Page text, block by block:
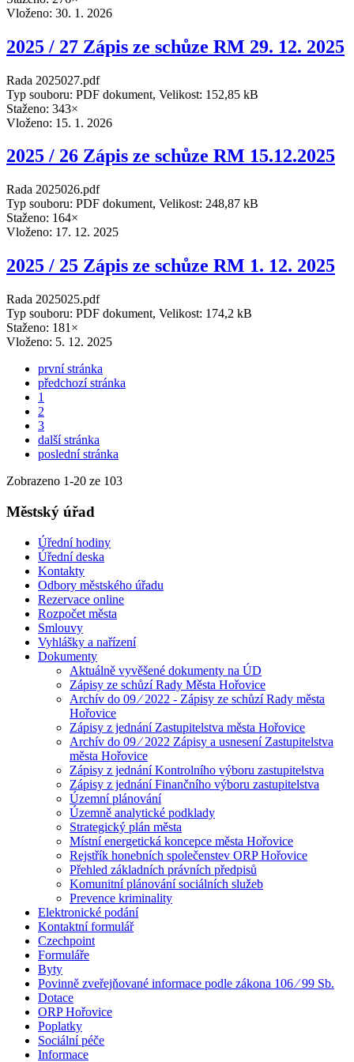
Vloženo: 30. 1. 2026
2025 / 27 Zápis ze schůze RM 29. 12. 2025
Rada 2025027.pdf
Typ souboru: PDF dokument, Velikost: 152,85 kB
Staženo: 343×
Vloženo: 15. 1. 2026
2025 / 26 Zápis ze schůze RM 15.12.2025
Rada 2025026.pdf
Typ souboru: PDF dokument, Velikost: 248,87 kB
Staženo: 164×
Vloženo: 17. 12. 2025
2025 / 25 Zápis ze schůze RM 1. 12. 2025
Rada 2025025.pdf
Typ souboru: PDF dokument, Velikost: 174,2 kB
Staženo: 181×
Vloženo: 5. 12. 2025
první stránka
předchozí stránka
1
2
3
další stránka
poslední stránka
Zobrazeno 1-20 ze 103
Městský úřad
Úřední hodiny
Úřední deska
Kontakty
Odbory městského úřadu
Rezervace online
Rozpočet města
Smlouvy
Vyhlášky a nařízení
Dokumenty
Aktuálně vyvěšené dokumenty na ÚD
Zápisy ze schůzí Rady Města Hořovice
Archív do 09 ⁄ 2022 - Zápisy ze schůzí Rady města
Hořovice
Zápisy z jednání Zastupitelstva města Hořovice
Archív do 09 ⁄ 2022 Zápisy a usnesení Zastupitelstva
města Hořovice
Zápisy z jednání Kontrolního výboru zastupitelstva
Zápisy z jednání Finančního výboru zastupitelstva
Územní plánování
Územně analytické podklady
Strategický plán města
Místní energetická koncepce města Hořovice
Rejstřík honebních společenstev ORP Hořovice
Přehled základních právních předpisů
Komunitní plánování sociálních služeb
Prevence kriminality
Elektronické podání
Kontaktní formulář
Czechpoint
Formuláře
Byty
Povinně zveřejňované informace podle zákona 106 ⁄ 99 Sb.
Dotace
ORP Hořovice
Poplatky
Sociální péče
Informace